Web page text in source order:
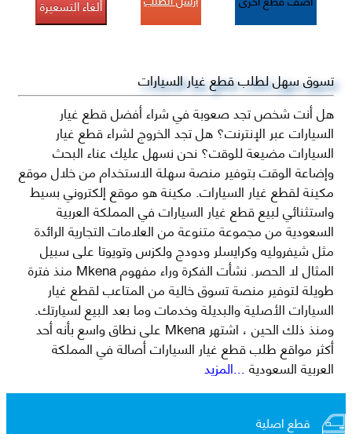
ألغاء التسعيرة
تسوق سهل لطلب قطع غيار السيارات
هل أنت شخص تجد صعوبة في شراء أفضل قطع غيار
السيارات عبر الإنترنت؟ هل تجد الخروج لشراء قطع غيار
السيارات مضيعة للوقت؟ نحن نسهل عليك عناء البحث
وإضاعة الوقت بتوفير منصة سهلة الاستخدام من خلال موقع
مكينة لقطع غيار السيارات. مكينة هو موقع إلكتروني بسيط
واستثنائي لبيع قطع غيار السيارات في المملكة العربية
السعودية من مجموعة متنوعة من العلامات التجارية الرائدة
مثل شيفروليه وكرايسلر ودودج ولكزس وتويوتا على سبيل
المثال لا الحصر. نشأت الفكرة وراء مفهوم Mkena منذ فترة
طويلة لتوفير منصة تسوق خالية من المتاعب لقطع غيار
السيارات الأصلية والبديلة وخدمات وما بعد البيع لسيارتك.
ومنذ ذلك الحين ، اشتهر Mkena على نطاق واسع بأنه أحد
أكثر مواقع طلب قطع غيار السيارات أصالة في المملكة
العربية السعودية...المزيد
قطع اصلية